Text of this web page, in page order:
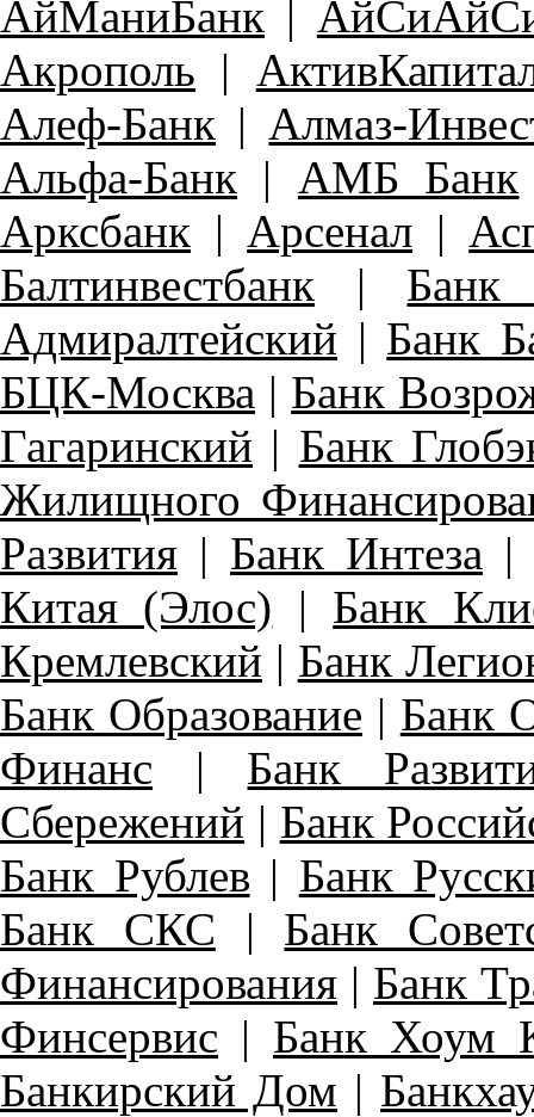
АйМаниБанк
Акрополь |
Алеф-Банк | Алмаз-
Альфа-Банк | АМБ Банк
Арксбанк | Арсенал |
Балтинвестбанк | Банк
Адмиралтейский | Банк
БЦК-Москва | Банк
Гагаринский | Банк
Жилищного
Развития | Банк Интеза |
Китая (Элос) | Банк
Кремлевский | Банк
Банк Образование | Банк
Финанс | Банк
Сбережений | Банк
Банк Рублев | Банк
Банк СКС | Банк
Финансирования | Банк
Финсервис | Банк Хоум
Банкирский Дом |